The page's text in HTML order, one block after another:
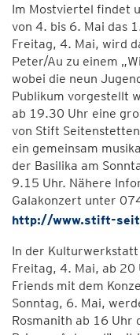
Im Mostviertel findet
von 4. bis 6. Mai das
Freitag, 4. Mai, wird
Peter/Au zu einem
wobei die neun
Publikum vorgestellt
ab 19.30 Uhr eine
von Stift
ein gemeinsam
der Basilika am
9.15 Uhr. Nähere
Galakonzert unter
http://www.stift-
In der Kulturwerkstatt
Freitag, 4. Mai, ab 20
Friends mit dem
Sonntag, 6. Mai,
Rosmanith ab 16 Uhr